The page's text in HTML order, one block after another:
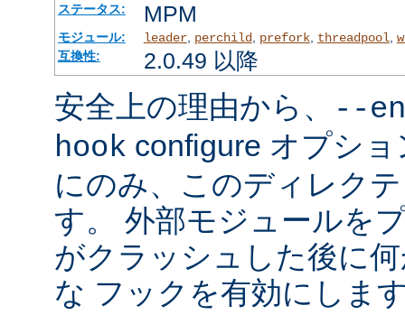
ステータス: MPM
モジュール: leader, perchild, prefork, threadpool
互換性:
2.0.49 以降
安全上の理由から、
--
hook configure オプシ
にのみ、このディレク
す。 外部モジュールを
がクラッシュした後に
な フックを有効にしま